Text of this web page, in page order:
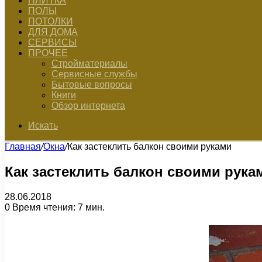
ПОЛЫ
ПОТОЛКИ
ДЛЯ ДОМА
СЕРВИСЫ
ПРОЧЕЕ
Стройматериалы
Сервисные службы
Бытовые вопросы
Книги
Обзор интернета
Искать
Главная/Окна/Как застеклить балкон своими руками
Как застеклить балкон своими
28.06.2018
0 Время чтения: 7 мин.